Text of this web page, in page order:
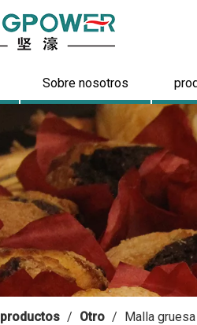
Sobre nosotros
productos / Otro / Malla